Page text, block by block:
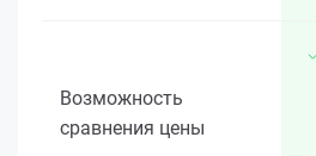
Возможность
сравнения цены